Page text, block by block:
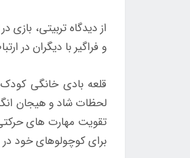
از دیدگاه تربیتی،
و فراگیر با دیگران در
لحظات شاد و هیجان
تقویت مهارت های
برای کوچولوهای خود در